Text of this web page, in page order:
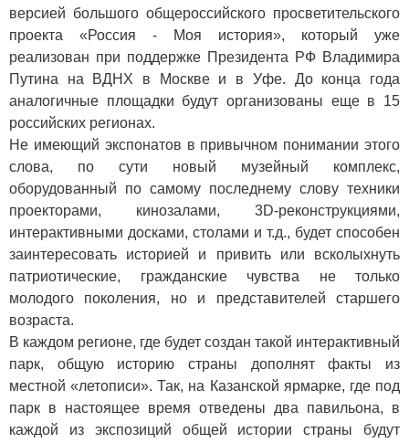
версией большого общероссийского просветительского
проекта «Россия - Моя история», который уже
реализован при поддержке Президента РФ Владимира
Путина на ВДНХ в Москве и в Уфе. До конца года
аналогичные площадки будут организованы еще в 15
российских регионах.
Не имеющий экспонатов в привычном понимании этого
слова, по сути новый музейный комплекс,
оборудованный по самому последнему слову техники
проекторами, кинозалами, 3D-реконструкциями,
интерактивными досками, столами и т.д., будет способен
заинтересовать историей и привить или всколыхнуть
патриотические, гражданские чувства не только
молодого поколения, но и представителей старшего
возраста.
В каждом регионе, где будет создан такой интерактивный
парк, общую историю страны дополнят факты из
местной «летописи». Так, на Казанской ярмарке, где под
парк в настоящее время отведены два павильона, в
каждой из экспозиций общей истории страны будут